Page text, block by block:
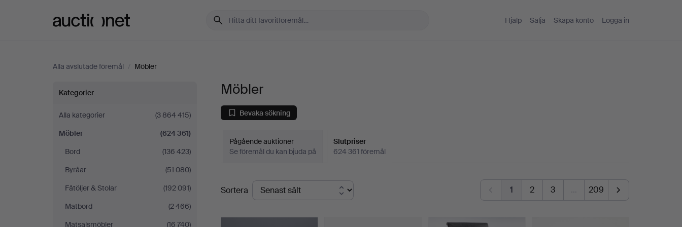
Hjälp Sälja Skapa konto Logga in
Alla avslutade föremål / Möbler
Möbler
Kategorier
Alla kategorier
(3 864 415)
Möbler
(624 361)
Bord
(136 423)
Byråar
(51 080)
Fåtöljer & Stolar
(192 091)
Matbord
(2 466)
Matsalsmöbler
(16 740)
Möbler
Bevaka sökning
Pågående auktioner
Se föremål du kan bjuda på
Slutpriser
624 361 föremål
Slutpriser
Sortera 1 2 3 … 209